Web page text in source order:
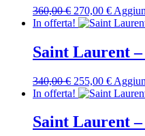
360,00€ Il
prezzo
era:
360,00 €.
270,00 €Il
prezzo
270,00
In offerta!
Saint Laurent
340,00€ Il
prezzo
era:
340,00 €.
255,00 €Il
prezzo
è:
255,00
In offerta!
Saint Laurent –